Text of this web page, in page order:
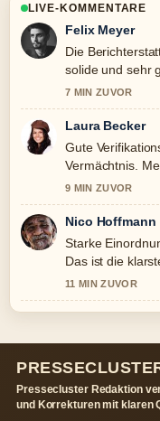
LIVE-KOMMENTARE
Felix Meyer
Die
solide und sehr
7 MIN ZUVOR
Laura Becker
Gute
Vermächtnis.
9 MIN ZUVOR
Nico Hoffmann
Starke
Das ist die
11 MIN ZUVOR
Pressecluster Redaktion
und Korrekturen mit klaren